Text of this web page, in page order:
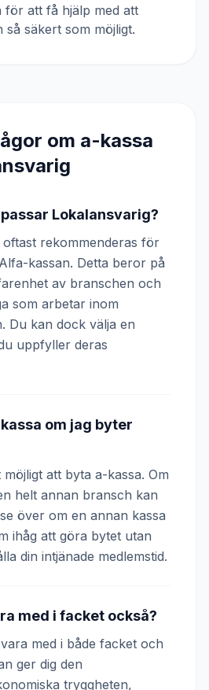
för att få hjälp med att
så säkert som möjligt.
om a-kassa
Lokalansvarig?
oftast rekommenderas för
kassan. Detta beror på
av branschen och
som arbetar inom
Du kan dock välja en
uppfyller deras
om jag byter
att byta a-kassa. Om
helt annan bransch kan
över om en annan kassa
ihåg att göra bytet utan
din intjänade medlemstid.
med i facket också?
med i både facket och
ger dig den
tryggheten,